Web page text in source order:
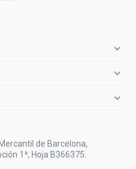



de Barcelona,
1ª, Hoja B366375.